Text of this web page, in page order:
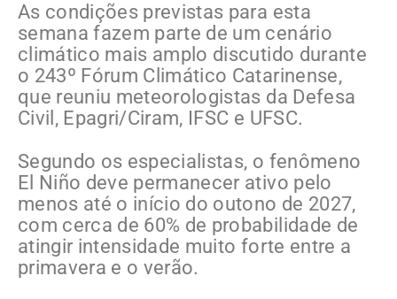
As condições previstas para esta
semana fazem parte de um cenário
climático mais amplo discutido durante
o 243º Fórum Climático Catarinense,
que reuniu meteorologistas da Defesa
Civil, Epagri/Ciram, IFSC e UFSC.
Segundo os especialistas, o fenômeno
El Niño deve permanecer ativo pelo
menos até o início do outono de 2027,
com cerca de 60% de probabilidade de
atingir intensidade muito forte entre a
primavera e o verão.